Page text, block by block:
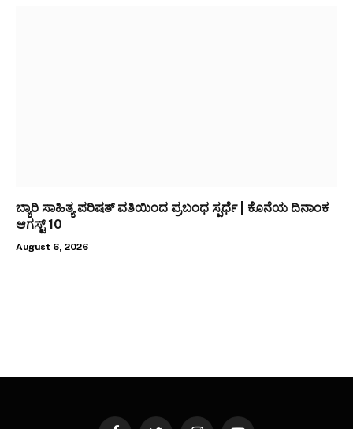
ಬ್ಯಾರಿ ಸಾಹಿತ್ಯ ಪರಿಷತ್ ವತಿಯಿಂದ ಪ್ರಬಂಧ ಸ್ಪರ್ಧೆ | ಕೊನೆಯ ದಿನಾಂಕ
ಆಗಸ್ಟ್ 10
August 6, 2026